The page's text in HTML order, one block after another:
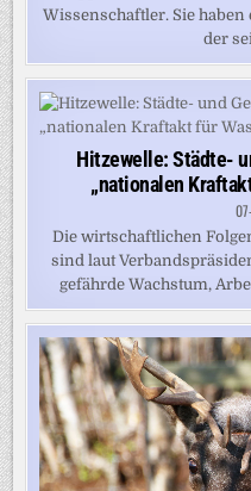
Wissenschaftler. Sie
der
Hitzewelle: Städte-
„nationalen
Die wirtschaftlichen
sind laut
gefährde Wachstum,